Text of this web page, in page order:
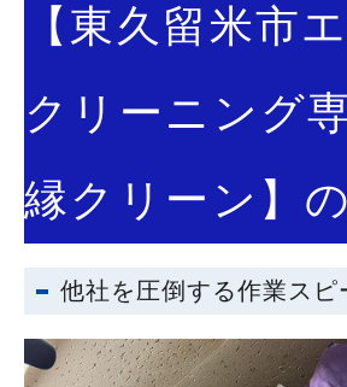
【東久留米市
クリーニング
縁クリーン】
他社を圧倒する作業スピ